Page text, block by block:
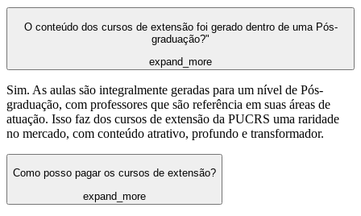
O conteúdo dos cursos de extensão foi gerado dentro de uma Pós-
graduação?"
expand_more
Sim. As aulas são integralmente geradas para um nível de Pós-
graduação, com professores que são referência em suas áreas de
atuação. Isso faz dos cursos de extensão da PUCRS uma raridade
no mercado, com conteúdo atrativo, profundo e transformador.
Como posso pagar os cursos de extensão?
expand_more